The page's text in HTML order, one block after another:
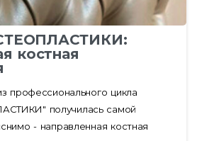
костная
профессионального цикла
получилась самой
- направленная костная